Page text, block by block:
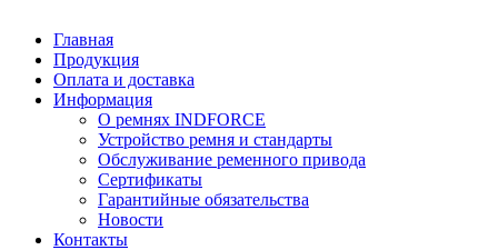
Главная
Продукция
Оплата и доставка
Информация
О ремнях INDFORCE
Устройство ремня и стандарты
Обслуживание ременного привода
Сертификаты
Гарантийные обязательства
Новости
Контакты